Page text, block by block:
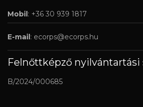
Mobil: +36 30 939 1817
E-mail: ecorps@ecorps.hu
Felnőttképző nyilvántartási
B/2024/000685